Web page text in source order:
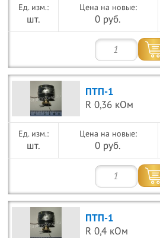
шт.
Цена на новые:
0 руб.
ПТП-1
R 0,36 кОм
шт.
Цена на новые:
0 руб.
ПТП-1
R 0,4 кОм